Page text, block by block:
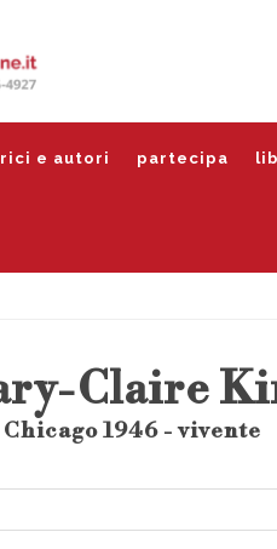
e autori partecipa
Claire
Chicago 1946 - vivente